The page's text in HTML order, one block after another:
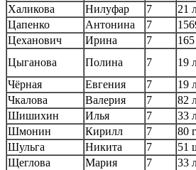
Халикова
Нилуфар 7
21
Цапенко
Антонина 7
Цеханович
Ирина 7
Цыганова
Полина 7
19
Чёрная
Евгения 7
19
Чкалова
Валерия 7
82
Шишихин
Илья 7
33
Шмонин
Кирилл 7
80
Шульга
Никита 7
51
Щеглова
Мария 7
33